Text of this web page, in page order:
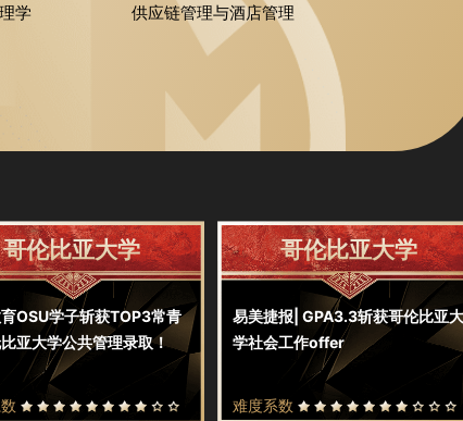
学 供应链管理与酒店管理
哥伦比亚大学
OSU学子斩获TOP3常青
亚大学公共管理录取！
哥伦比亚大学
易美捷报| GPA3.3斩获哥伦比亚大
学社会工作offer
难度系数